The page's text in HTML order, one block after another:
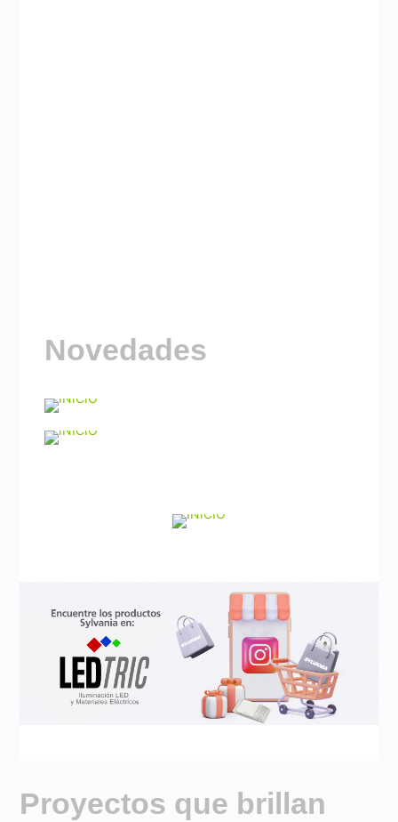
Novedades
Visitá nuestro Canal
Noticias
Proyectos que brillan